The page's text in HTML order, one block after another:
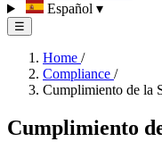
Español ▾
☰
Home /
Compliance /
Cumplimiento de la
Cumplimiento